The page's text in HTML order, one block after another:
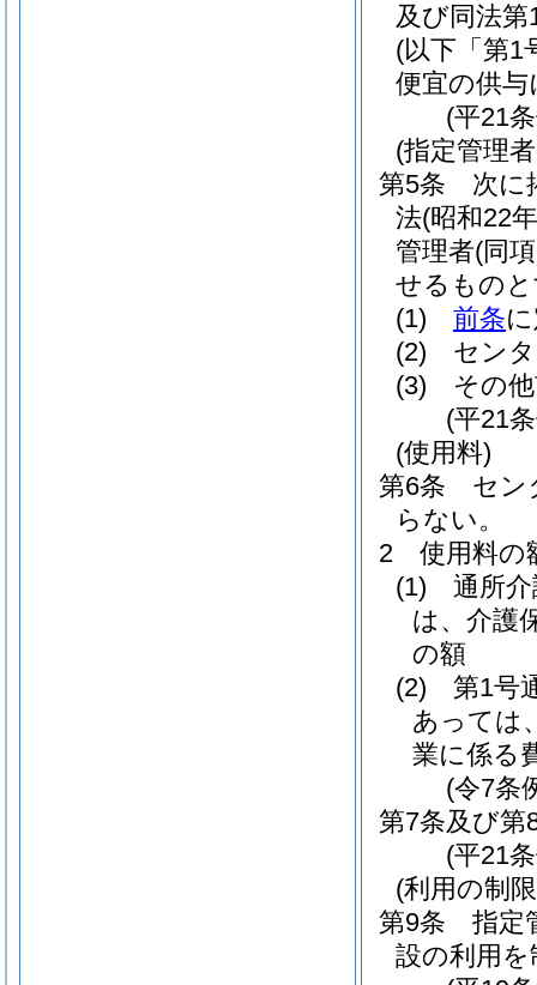
及び同法
(以下「第1
便宜の供
(平21
(指定管理
第5条
次に
法(昭和22
管理者(同
せるもの
(1)
前条
(2)
セン
(3)
その
(平21
(使用料)
第6条
セン
らない。
2
使用料の
(1)
通所
は、介護
の額
(2)
第1号
あっては
業に係る
(令7条
第7条及び第
(平21
(利用の制
第9条
指定
設の利用